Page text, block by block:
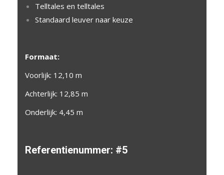
Telltales en telltales
Standaard leuver naar keuze
Formaat:
Voorlijk: 12,10 m
Achterlijk: 12,85 m
Onderlijk: 4,45 m
Referentienummer: #5